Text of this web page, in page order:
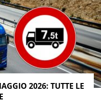
2026: TUTTE LE